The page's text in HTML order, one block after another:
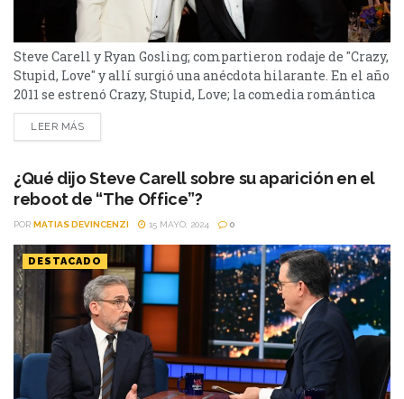
Steve Carell y Ryan Gosling; compartieron rodaje de "Crazy,
Stupid, Love" y allí surgió una anécdota hilarante. En el año
2011 se estrenó Crazy, Stupid, Love; la comedia romántica
que tuvo a Ryan Gosling y Steve Carell como grandes
protagonistas. En un discurso en Santa Bárbara, el actor de
nueva serie?,...
LEER MÁS
¿Qué dijo Steve Carell sobre su aparición en el
reboot de “The Office”?
POR MATIAS DEVINCENZI 15 MAYO, 2024 0
DESTACADO